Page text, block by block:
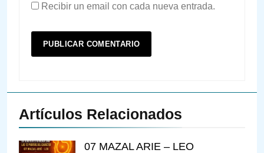
Recibir un email con cada nueva entrada.
Artículos Relacionados
07 MAZAL ARIE – LEO